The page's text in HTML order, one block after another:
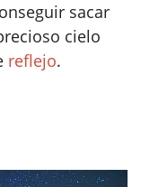
sacar
cielo
reflejo.